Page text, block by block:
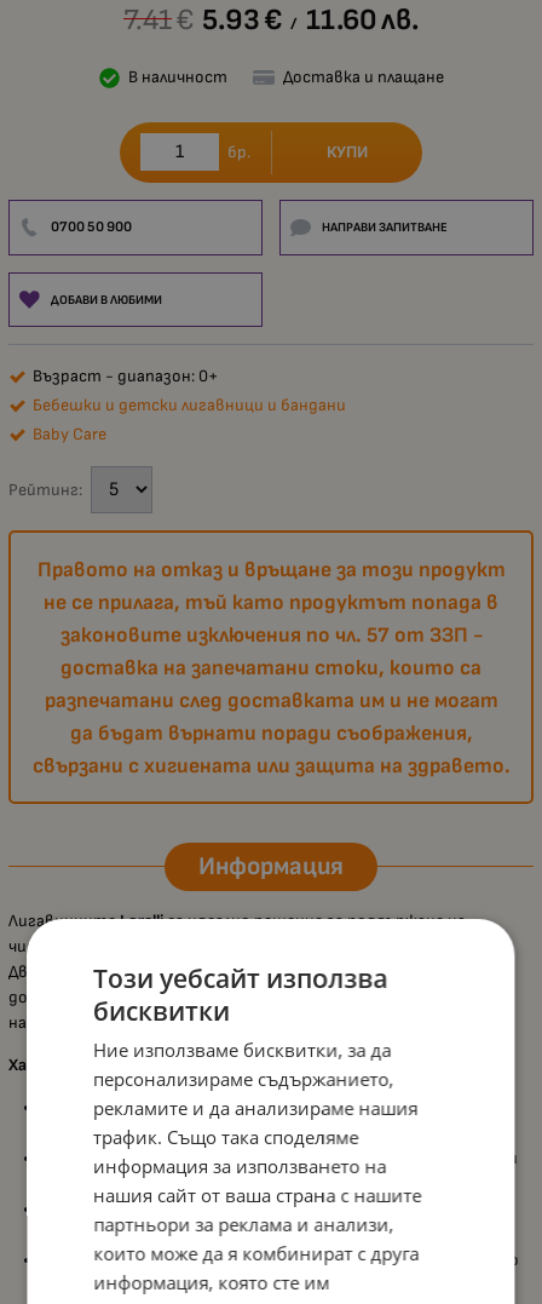
7.41€ 5.93€ / 11.60лв.
В наличност Доставка и плащане
бр. КУПИ
0700 50 900 НАПРАВИ ЗАПИТВАНЕ
ДОБАВИ В ЛЮБИМИ
Възраст - диапазон: 0+
Бебешки и детски лигавници и бандани
Baby Care
Рейтинг:
Правото на отказ и връщане за този продукт
не се прилага, тъй като продуктът попада в
законовите изключения по чл. 57 от ЗЗП -
доставка на запечатани стоки, които са
разпечатани след доставката им и не могат
да бъдат върнати поради съображения,
свързани с хигиената или защита на здравето.
Информация
ЛигавницитеLorelliса идеално решение за поддържане на
чистотата и хигиената на вашето бебе по време на хранене.
Двойният комплект осигурява удобство и практичност,
докато връзките позволяват сигурно закрепване около врата
на детето.
Характеристики:
С връзки: Лигавниците са снабдени с връзки, които
осигуряват лесно и стабилно закрепване.
Универсален дизайн
: Подходящи както за момичета, така и
за момчета.
Лесни за почистване : Изработени от материали, които се
почистват лесно и бързо.
Подходящи за ежедневна употреба: Идеални за хранене и по
време на зъбоникнене.
Този уебсайт използва
бисквитки
Ние използваме бисквитки, за да
персонализираме съдържанието,
рекламите и да анализираме нашия
трафик. Също така споделяме
информация за използването на
нашия сайт от ваша страна с нашите
партньори за реклама и анализи,
които може да я комбинират с друга
информация, която сте им